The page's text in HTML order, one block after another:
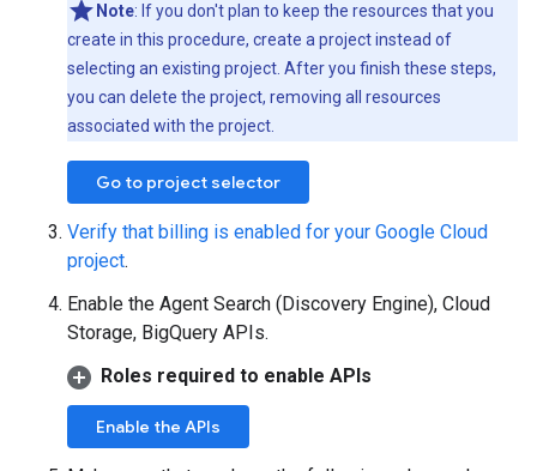
Note: If you don't plan to keep the resources that you
create in this procedure, create a project instead of
selecting an existing project. After you finish these steps,
you can delete the project, removing all resources
associated with the project.
Go to project selector
Verify that billing is enabled for your Google Cloud
project.
Enable the Agent Search (Discovery Engine), Cloud
Storage, BigQuery APIs.
Roles required to enable APIs
Enable the APIs